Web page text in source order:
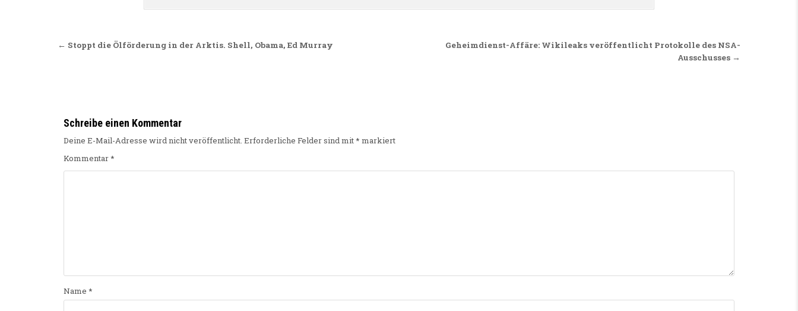
Beitragsnavigation
Geheimdienst-Affäre: Wikileaks veröffentlicht Protokolle des NSA-
Ausschusses →
← Stoppt die Ölförderung in der Arktis. Shell, Obama, Ed Murray
Schreibe einen Kommentar
Deine E-Mail-Adresse wird nicht veröffentlicht. Erforderliche Felder sind mit* markiert
Kommentar*
Name *